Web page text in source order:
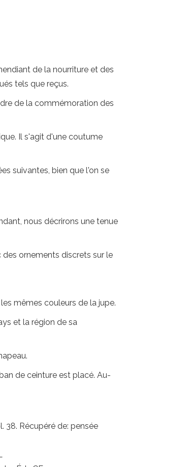
de la nourriture et des
tels que reçus.
de la commémoration des
Il s'agit d'une coutume
suivantes, bien que l'on se
nous décrirons une tenue
ornements discrets sur le
mêmes couleurs de la jupe.
et la région de sa
de ceinture est placé. Au-
38. Récupéré de: pensée